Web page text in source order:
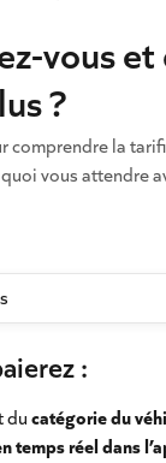
vous et
?
comprendre la
vous attendre
:
du catégorie du
temps réel dans